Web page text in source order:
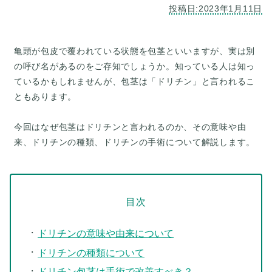
亀頭が包皮で覆われている状態を包茎といいますが、実は別
の呼び名があるのをご存知でしょうか。知っている人は知っ
ているかもしれませんが、包茎は「ドリチン」と言われるこ
ともあります。
今回はなぜ包茎はドリチンと言われるのか、その意味や由
目次
ドリチンの意味や由来について
ドリチンの種類について